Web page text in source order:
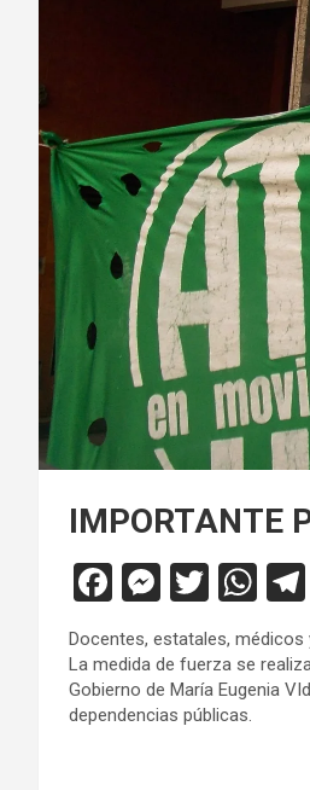
IMPORTANTE
F
a
ce
b
o
M
es
se
n
g
T
tt
er
W
h
at
s
Docentes, estatales, médicos
La medida de fuerza se
Gobierno de María Eugenia
dependencias públicas.